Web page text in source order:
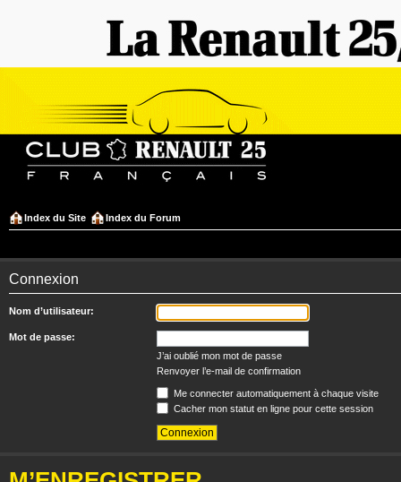
Index du Site Index du Forum
Connexion
Nom d’utilisateur:
Mot de passe:
J’ai oublié mon mot de passe
Renvoyer l’e-mail de confirmation
Me connecter automatiquement à chaque visite
Cacher mon statut en ligne pour cette session